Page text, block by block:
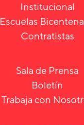
Institucional
Escuelas
Contratistas
Sala de Prensa
Boletín
Trabaja con